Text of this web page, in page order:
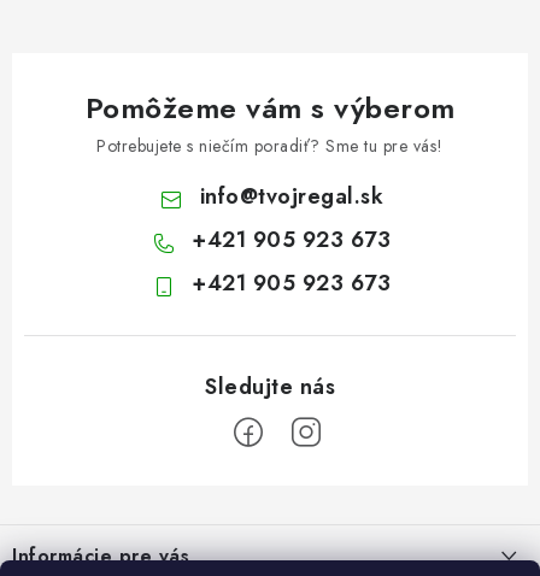
Pomôžeme vám s výberom
Potrebujete s niečím poradiť? Sme tu pre vás!
info@tvojregal.sk
+421 905 923 673
+421 905 923 673
Informácie pre vás